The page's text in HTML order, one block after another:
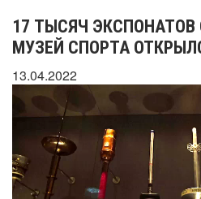
17 ТЫСЯЧ ЭКСПОНАТОВ
МУЗЕЙ СПОРТА
13.04.2022